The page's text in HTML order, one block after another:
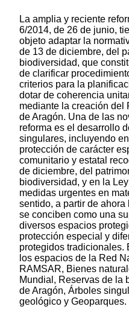
La amplia y reciente
6/2014, de 26 de junio,
objeto adaptar la
de 13 de diciembre, del
biodiversidad, que
de clarificar
criterios para la
dotar de coherencia
mediante la creación del
de Aragón. Una de las
reforma es el desarrollo
singulares, incluyendo
protección de carácter
comunitario y estatal
de diciembre, del
biodiversidad, y en la
medidas urgentes en
sentido, a partir de
se conciben como una
diversos espacios
protección especial y
protegidos tradicionales.
los espacios de la Red
RAMSAR, Bienes
Mundial, Reservas de la
de Aragón, Árboles
geológico y Geoparques.